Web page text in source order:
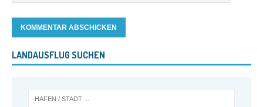
LANDAUSFLUG SUCHEN